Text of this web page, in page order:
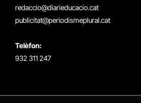
redaccio@diarieducacio.cat
publicitat@periodismeplural.cat
Telèfon:
932 311 247